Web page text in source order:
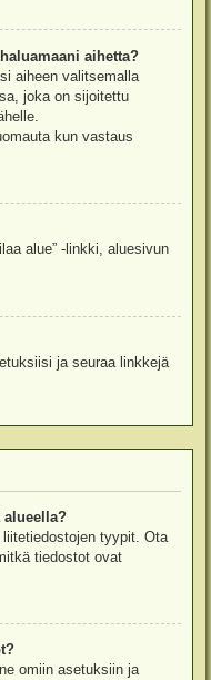
aihetta?
aiheen valitsemalla
joka on sijoitettu
kun vastaus
alue” -linkki, aluesivun
ja seuraa linkkejä
tyypit. Ota
tiedostot ovat
omiin asetuksiin ja